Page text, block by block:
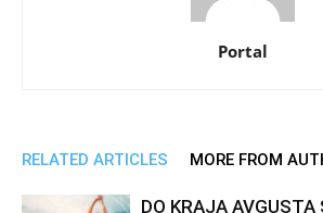
Portal
RELATED ARTICLES MORE FROM
DO KRAJA AVGUSTA